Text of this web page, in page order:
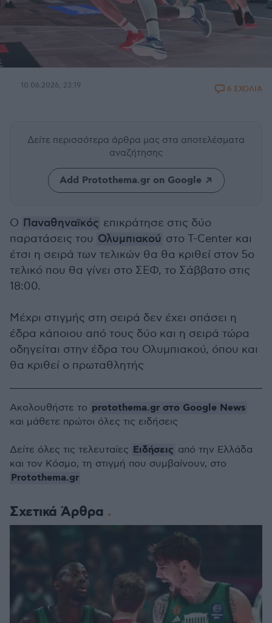
10.06.2026, 23:19 6 ΣΧΟΛΙΑ
Δείτε περισσότερα άρθρα μας στα αποτελέσματα
αναζήτησης
Add Protothema.gr on Google
Ο Παναθηναϊκός επικράτησε στις δύο
παρατάσεις του Ολυμπιακού στο T-Center και
έτσι η σειρά των τελικών θα θα κριθεί στον 5ο
τελικό που θα γίνει στο ΣΕΦ, το Σάββατο στις
18:00.
Μέχρι στιγμής στη σειρά δεν έχει σπάσει η
έδρα κάποιου από τους δύο και η σειρά τώρα
οδηγείται στην έδρα του Ολυμπιακού, όπου και
θα κριθεί ο πρωταθλητής
Σχετικά Άρθρα
Ακολουθήστε το protothema.gr στο Google News
και μάθετε πρώτοι όλες τις ειδήσεις
Δείτε όλες τις τελευταίες Ειδήσεις από την Ελλάδα
και τον Κόσμο, τη στιγμή που συμβαίνουν, στο
Protothema.gr